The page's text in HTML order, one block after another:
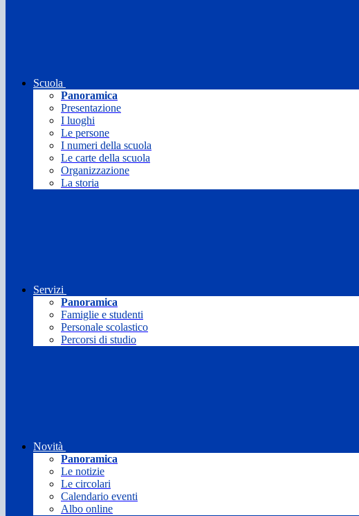
Scuola
Panoramica
Presentazione
I luoghi
Le persone
I numeri della scuola
Le carte della scuola
Organizzazione
La storia
Servizi
Panoramica
Famiglie e studenti
Personale scolastico
Percorsi di studio
Novità
Panoramica
Le notizie
Le circolari
Calendario eventi
Albo online